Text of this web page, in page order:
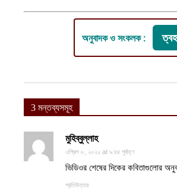
অনুবাদক ও সংকলক :
3 মন্তব্যসমূহ
মুহিব্বুল্লাহ
এপ্রিল ৮, ২০২২ at ৯:৪৪ পূর্বাহ্ণ
ভিডিওর শেষের দিকের কবিতাগুলোর
প্রতিউত্তর